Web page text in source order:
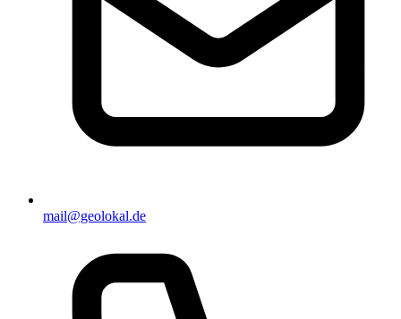
mail@geolokal.de